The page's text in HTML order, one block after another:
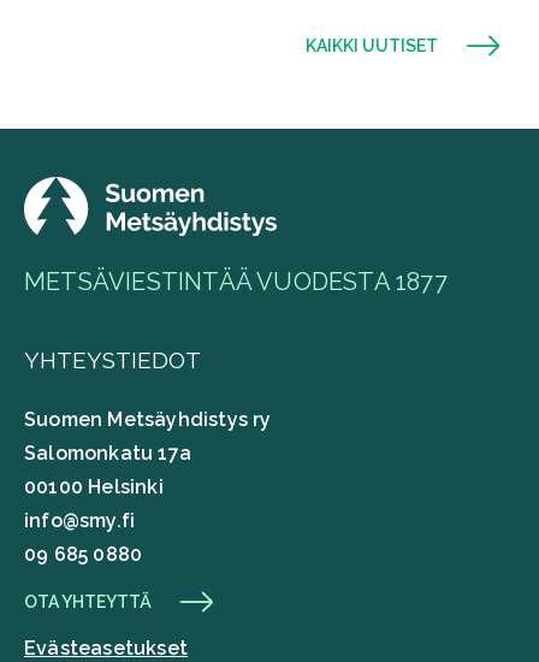
KAIKKI UUTISET
METSÄVIESTINTÄÄ VUODESTA 1877
YHTEYSTIEDOT
Suomen Metsäyhdistys ry
Salomonkatu 17a
00100 Helsinki
info@smy.fi
09 685 0880
OTA YHTEYTTÄ
Evästeasetukset